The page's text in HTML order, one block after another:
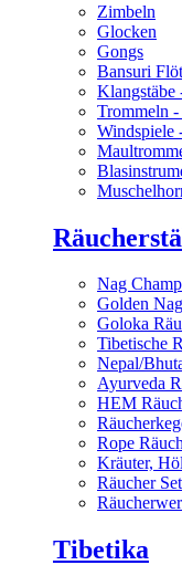
Zimbeln
Glocken
Gongs
Bansuri
Klangstäbe
Trommeln -
Windspiele
Nag
Golden
Goloka
Tibetische
Nepal/
Ayurveda
HEM
Rope
Kräuter,
Räucher
Tibetika